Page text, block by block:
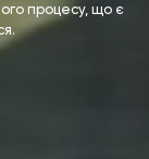
процесу, що є